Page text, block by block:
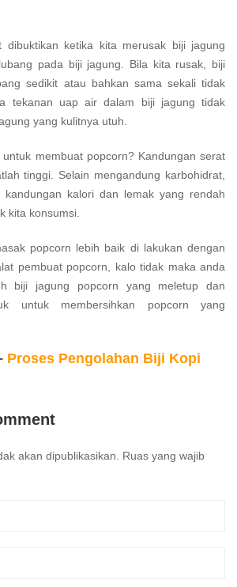
dibuktikan ketika kita merusak biji jagung
pada biji jagung. Bila kita rusak, biji
sedikit atau bahkan sama sekali tidak
tekanan uap air dalam biji jagung tidak
yang kulitnya utuh.
untuk membuat popcorn? Kandungan serat
tinggi. Selain mengandung karbohidrat,
kandungan kalori dan lemak yang rendah
kita konsumsi.
popcorn lebih baik di lakukan dengan
pembuat popcorn, kalo tidak maka anda
biji jagung popcorn yang meletup dan
untuk membersihkan popcorn yang
Proses Pengolahan Biji Kopi
akan dipublikasikan.
Ruas yang wajib